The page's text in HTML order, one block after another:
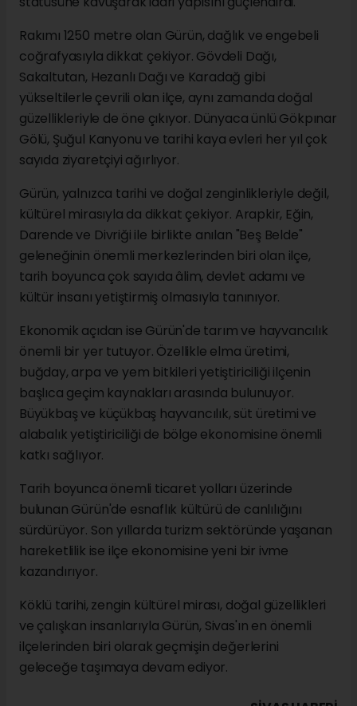
Rakımı 1250 metre olan Gürün, dağlık ve engebeli
coğrafyasıyla dikkat çekiyor. Gövdeli Dağı,
Sakaltutan, Hezanlı Dağı ve Karadağ gibi
yükseltilerle çevrili olan ilçe, aynı zamanda doğal
güzellikleriyle de öne çıkıyor. Dünyaca ünlü Gökpınar
Gölü, Şuğul Kanyonu ve tarihi kaya evleri her yıl çok
sayıda ziyaretçiyi ağırlıyor.
Gürün, yalnızca tarihi ve doğal zenginlikleriyle değil,
kültürel mirasıyla da dikkat çekiyor. Arapkir, Eğin,
Darende ve Divriği ile birlikte anılan "Beş Belde"
geleneğinin önemli merkezlerinden biri olan ilçe,
tarih boyunca çok sayıda âlim, devlet adamı ve
kültür insanı yetiştirmiş olmasıyla tanınıyor.
Ekonomik açıdan ise Gürün'de tarım ve hayvancılık
önemli bir yer tutuyor. Özellikle elma üretimi,
buğday, arpa ve yem bitkileri yetiştiriciliği ilçenin
başlıca geçim kaynakları arasında bulunuyor.
Büyükbaş ve küçükbaş hayvancılık, süt üretimi ve
alabalık yetiştiriciliği de bölge ekonomisine önemli
katkı sağlıyor.
Tarih boyunca önemli ticaret yolları üzerinde
bulunan Gürün'de esnaflık kültürü de canlılığını
sürdürüyor. Son yıllarda turizm sektöründe yaşanan
hareketlilik ise ilçe ekonomisine yeni bir ivme
kazandırıyor.
Köklü tarihi, zengin kültürel mirası, doğal güzellikleri
ve çalışkan insanlarıyla Gürün, Sivas'ın en önemli
ilçelerinden biri olarak geçmişin değerlerini
geleceğe taşımaya devam ediyor.